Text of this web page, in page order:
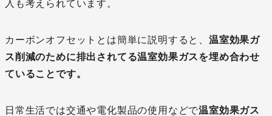
入も考えられています。
カーボンオフセットとは簡単に説明すると、 温室効果ガ
ス削減のために排出されてる温室効果ガスを埋め合わせ
ていることです。
日常生活では交通や電化製品の使用などで温室効果ガス